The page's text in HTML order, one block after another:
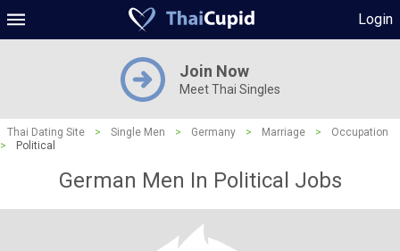
Login
Join Now
Meet Thai Singles
Thai Dating Site > Single Men > Germany > Marriage >
Occupation
>
Political
German Men In Political Jobs